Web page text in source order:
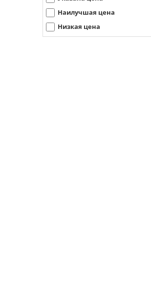
Наилучшая цена
Низкая цена